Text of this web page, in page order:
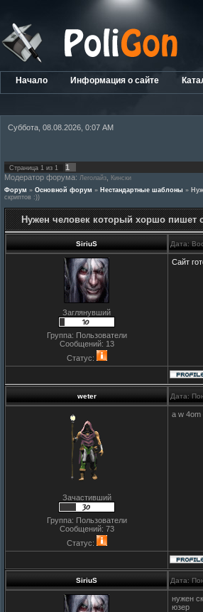
Начало Информация о сайте
Суббота, 08.08.2026, 0:07 AM
Страница 1 из 1
1
Модератор форума: Леголайз
Кински
Форум » Основной форум » Нестандартные шаблоны »
скриптов :))
Нужен человек который хоршо пишет
SiriuS Дата:
Заглянувший
Группа: Пользователи
Сообщений: 13
Статус:
Сайт
weter Дата:
Зачастивший
Группа: Пользователи
Сообщений: 73
Статус:
a w 4om
SiriuS Дата:
нужен
юзер